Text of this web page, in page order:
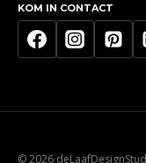
KOM IN CONTACT
© 2026